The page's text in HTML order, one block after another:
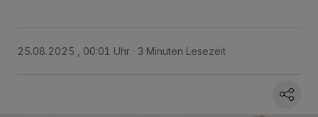
25.08.2025 , 00:01 Uhr 3 Minuten Lesezeit